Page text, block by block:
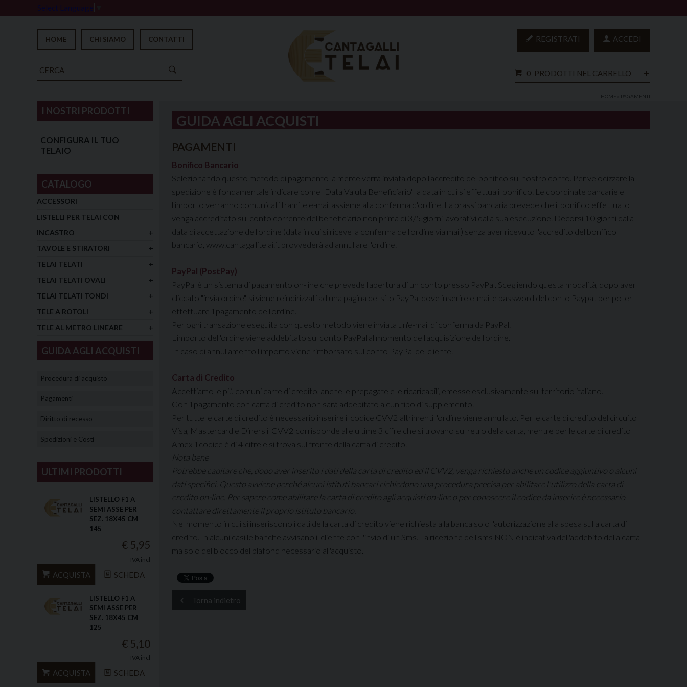
Select Language
ACCEDI
REGISTRATI
0 PRODOTTI NEL CARRELLO
HOME CHI SIAMO CONTATTI
HOME » PAGAMENTI
I NOSTRI PRODOTTI
CONFIGURA IL TUO
TELAIO
CATALOGO
ACCESSORI
LISTELLI PER TELAI CON
INCASTRO
+
TAVOLE E STIRATORI
+
TELAI TELATI
+
TELAI TELATI OVALI
+
TELAI TELATI TONDI
+
TELE A ROTOLI
+
TELE AL METRO LINEARE
+
GUIDA AGLI ACQUISTI
Procedura di acquisto
Pagamenti
Diritto di recesso
Spedizioni e Costi
ULTIMI PRODOTTI
LISTELLO F1 A
SEMI ASSE PER
SEZ. 18X45 CM
145
€ 5,95
IVA incl
ACQUISTA SCHEDA
LISTELLO F1 A
SEMI ASSE PER
SEZ. 18X45 CM
125
€ 5,10
IVA incl
ACQUISTA SCHEDA
GUIDA AGLI ACQUISTI
PAGAMENTI
Bonifico Bancario
Selezionando questo metodo di pagamento la merce verrà inviata dopo l'accredito del bonifico sul nostro conto. Per velocizzare la
spedizione è fondamentale indicare come "Data Valuta Beneficiario" la data in cui si effettua il bonifico. Le coordinate bancarie e
l'importo verranno comunicati tramite e-mail assieme alla conferma d'ordine. La prassi bancaria prevede che il bonifico effettuato
venga accreditato sul conto corrente del beneficiario non prima di 3/5 giorni lavorativi dalla sua esecuzione. Decorsi 10 giorni dalla
data di accettazione dell'ordine (data in cui si riceve la conferma dell'ordine via mail) senza aver ricevuto l'accredito del bonifico
bancario, www.cantagallitelai.it provvederà ad annullare l'ordine.
PayPal (PostPay)
PayPal è un sistema di pagamento on-line che prevede l'apertura di un conto presso PayPal. Scegliendo questa modalità, dopo aver
cliccato "invia ordine", si viene reindirizzati ad una pagina del sito PayPal dove inserire e-mail e password del conto Paypal, per poter
effettuare il pagamento dell'ordine.
Per ogni transazione eseguita con questo metodo viene inviata un'e-mail di conferma da PayPal.
L'importo dell'ordine viene addebitato sul conto PayPal al momento dell'acquisizione dell'ordine.
In caso di annullamento l'importo viene rimborsato sul conto PayPal del cliente.
Carta di Credito
Accettiamo le più comuni carte di credito, anche le prepagate e le ricaricabili, emesse esclusivamente sul territorio italiano.
Con il pagamento con carta di credito non sarà addebitato alcun tipo di supplemento.
Per tutte le carte di credito è necessario inserire il codice CVV2 altrimenti l'ordine viene annullato. Per le carte di credito del circuito
Visa, Mastercard e Diners il CVV2 corrisponde alle ultime 3 cifre che si trovano sul retro della carta, mentre per le carte di credito
Amex il codice è di 4 cifre e si trova sul fronte della carta di credito.
Nota bene
Potrebbe capitare che, dopo aver inserito i dati della carta di credito ed il CVV2, venga richiesto anche un codice aggiuntivo o alcuni
dati specifici. Questo avviene perché alcuni istituti bancari richiedono una procedura precisa per abilitare l'utilizzo della carta di
credito on-line. Per sapere come abilitare la carta di credito agli acquisti on-line o per conoscere il codice da inserire è necessario
contattare direttamente il proprio istituto bancario.
Nel momento in cui si inseriscono i dati della carta di credito viene richiesta alla banca solo l'autorizzazione alla spesa sulla carta di
credito. In alcuni casi le banche avvisano il cliente con l'invio di un Sms. La ricezione dell'sms NON è indicativa dell'addebito della carta
ma solo del blocco del plafond necessario all'acquisto.
Torna indietro